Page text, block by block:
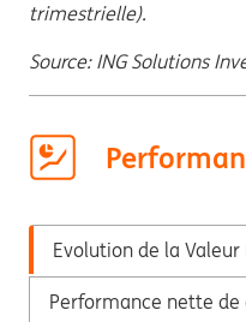
trimestrielle).
Source: ING Solutions
Evolution de la
Performance nette de